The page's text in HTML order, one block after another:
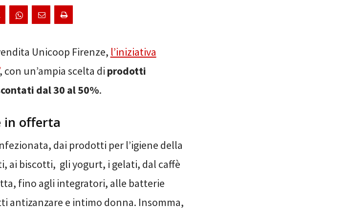
Unicoop Firenze, l’iniziativa
con un’ampia scelta di prodotti
dal 30 al 50%.
in offerta
dai prodotti per l’igiene della
ai biscotti, gli yogurt, i gelati, dal caffè
fino agli integratori, alle batterie
antizanzare e intimo donna. Insomma,